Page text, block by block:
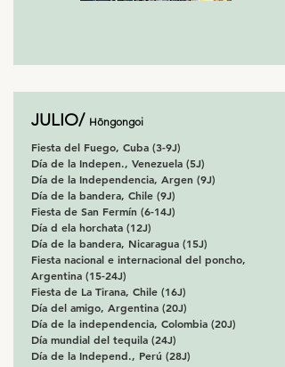
JULIO/ Hōngongoi
Fiesta del Fuego, Cuba (3-9J)
Día de la Indepen., Venezuela (5J)
Día de la Independencia, Argen (9J)
Día de la bandera, Chile (9J)
Fiesta de San Fermín (6-14J)
Día d ela horchata (12J)
Día de la bandera, Nicaragua (15J)
Fiesta nacional e internacional del poncho,
Argentina (15-24J)
Fiesta de La Tirana, Chile (16J)
Día del amigo, Argentina (20J)
Día de la independencia, Colombia (20J)
Día mundial del tequila (24J)
Día de la Independ., Perú (28J)